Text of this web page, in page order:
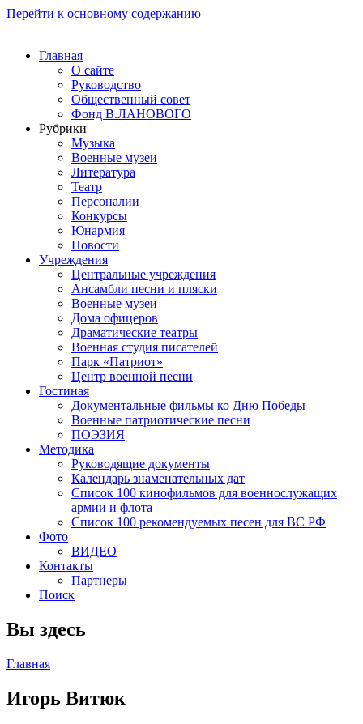
Перейти к основному содержанию
Главная
О сайте
Руководство
Общественный совет
Фонд В.ЛАНОВОГО
Рубрики
Музыка
Военные музеи
Литература
Театр
Персоналии
Конкурсы
Юнармия
Новости
Учреждения
Центральные учреждения
Ансамбли песни и пляски
Военные музеи
Дома офицеров
Драматические театры
Военная студия писателей
Парк «Патриот»
Центр военной песни
Гостиная
Документальные фильмы ко Дню Победы
Военные патриотические песни
ПОЭЗИЯ
Методика
Руководящие документы
Календарь знаменательных дат
Список 100 кинофильмов для военнослужащих
армии и флота
Список 100 рекомендуемых песен для ВС РФ
Фото
ВИДЕО
Контакты
Партнеры
Поиск
Вы здесь
Главная
Игорь Витюк